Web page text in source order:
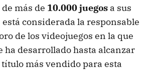
más de 10.000 juegos a sus
está considerada la responsable
de los videojuegos en la que
ha desarrollado hasta alcanzar
título más vendido para esta